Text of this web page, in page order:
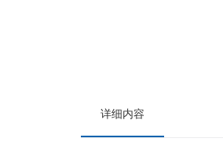
详细内容